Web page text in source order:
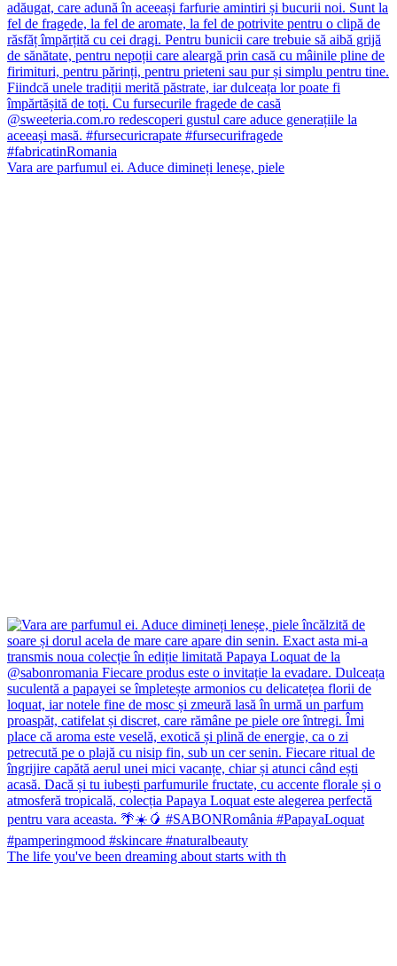
Vara are parfumul ei. Aduce dimineți leneșe, piele
The life you've been dreaming about starts with th